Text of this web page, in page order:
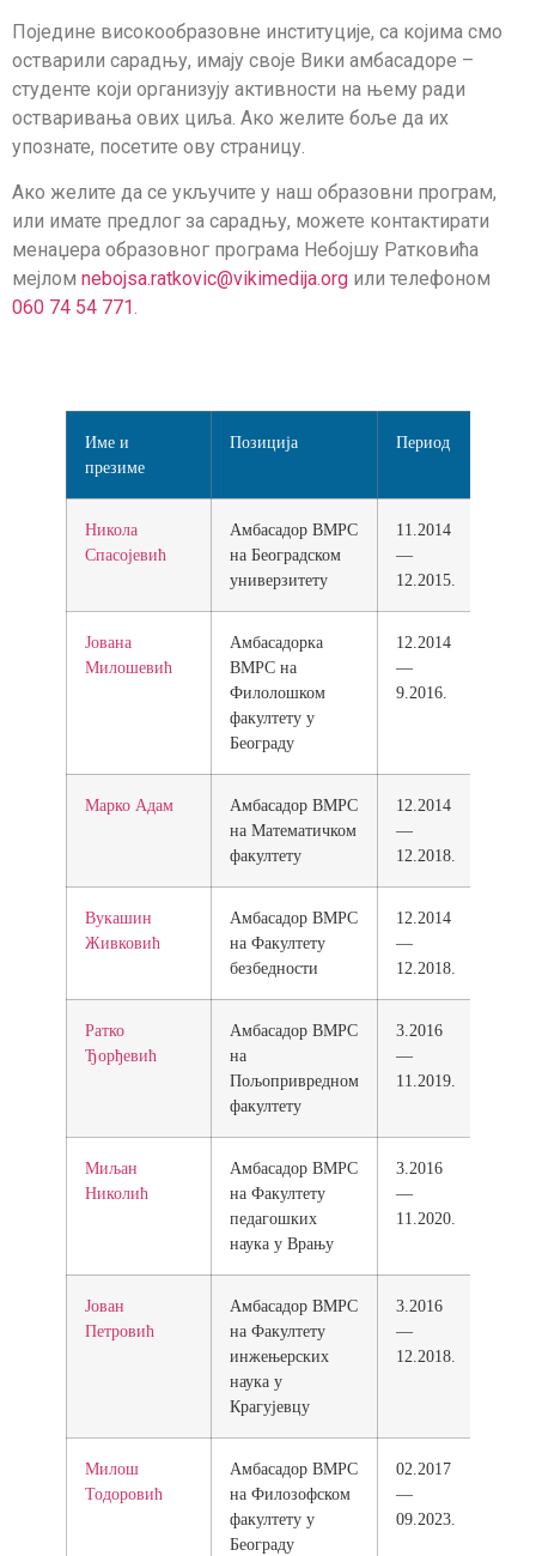
Поједине високообразовне институције, са којима смо
остварили сарадњу, имају своје Вики амбасадоре –
студенте који организују активности на њему ради
остваривања ових циља. Ако желите боље да их
упознате, посетите ову страницу.
Ако желите да се укључите у наш образовни програм,
или имате предлог за сарадњу, можете контактирати
менаџера образовног програма Небојшу Ратковића
мејлом nebojsa.ratkovic@vikimedija.org или телефоном
060 74 54 771.
Име и
презиме
Позиција Период
Никола
Спасојевић
Амбасадор ВМРС
на Београдском
универзитету
11.2014
—
12.2015.
Јована
Милошевић
Амбасадорка
ВМРС на
Филолошком
факултету у
Београду
12.2014
—
9.2016.
Марко Адам
Амбасадор ВМРС
на Математичком
факултету
12.2014
—
12.2018.
Вукашин
Живковић
Амбасадор ВМРС
на Факултету
безбедности
12.2014
—
12.2018.
Ратко
Ђорђевић
Амбасадор ВМРС
на
Пољопривредном
факултету
3.2016
—
11.2019.
Миљан
Николић
Амбасадор ВМРС
на Факултету
педагошких
наука у Врању
3.2016
—
11.2020.
Јован
Петровић
Амбасадор ВМРС
на Факултету
инжењерских
наука у
Крагујевцу
3.2016
—
12.2018.
Милош
Тодоровић
Амбасадор ВМРС
на Филозофском
факултету у
Београду
02.2017
—
09.2023.